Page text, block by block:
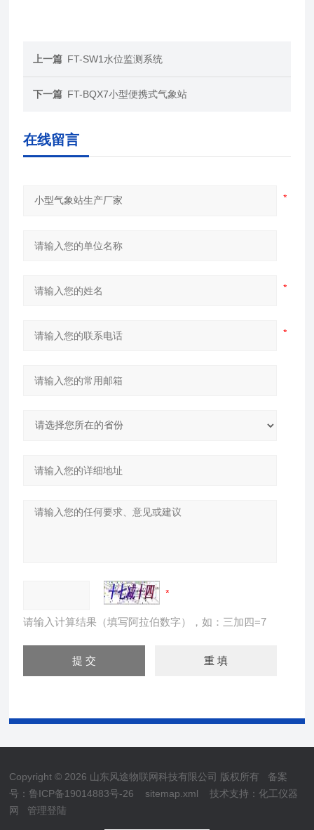
上一篇 FT-SW1水位监测系统
下一篇 FT-BQX7小型便携式气象站
在线留言
请输入计算结果（填写阿拉伯数字），如：三加四=7
Copyright © 2026 山东风途物联网科技有限公司 版权所有 备案
号：鲁ICP备19014883号-26
sitemap.xml 技术支持：化工仪器
网
管理登陆